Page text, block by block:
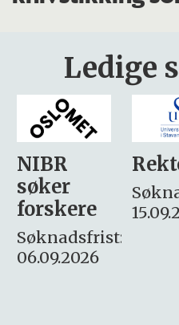
Ledige
Rektor
Søknadsfrist:
15.09.2026